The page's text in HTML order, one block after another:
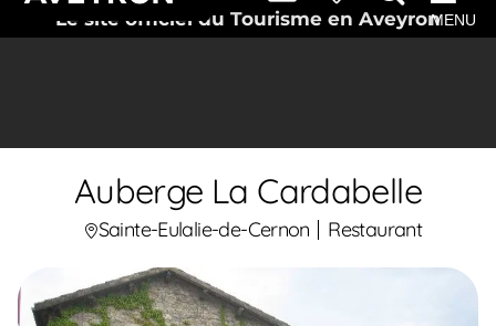
Le site officiel du Tourisme en AveyronMENU
Auberge La Cardabelle
Sainte-Eulalie-de-Cernon Restaurant